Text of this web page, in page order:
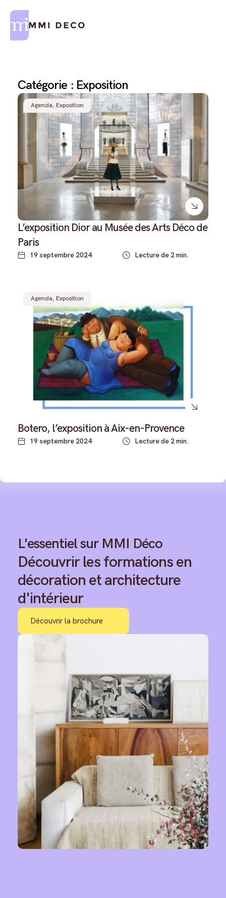
Formations Courtes
Formations Logiciels
Catégorie : Exposition
Agenda, Exposition
L’exposition Dior au Musée des Arts Déco de
Paris
19 septembre 2024 Lecture de 2 min.
Agenda, Exposition
Botero, l’exposition à Aix-en-Provence
19 septembre 2024 Lecture de 2 min.
L'essentiel sur MMI Déco
Découvrir les formations en
décoration et architecture
d'intérieur
Découvrir la brochure